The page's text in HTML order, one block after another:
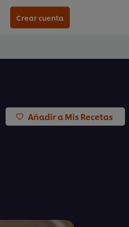
Crear cuenta
Añadir a Mis Recetas